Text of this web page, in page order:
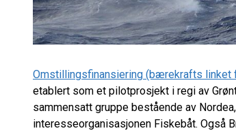
Omstillingsfinansiering (bærekrafts linket
etablert som et pilotprosjekt i regi av
sammensatt gruppe bestående av
interesseorganisasjonen Fiskebåt. Også